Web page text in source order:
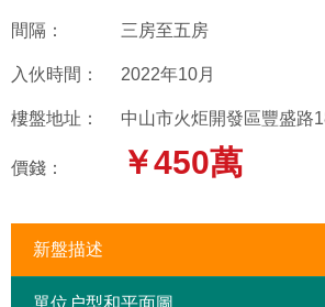
間隔： 三房至五房
入伙時間： 2022年10月
樓盤地址： 中山市火炬開發區豐盛路
價錢： ￥450萬
新盤描述
單位户型和平面圖